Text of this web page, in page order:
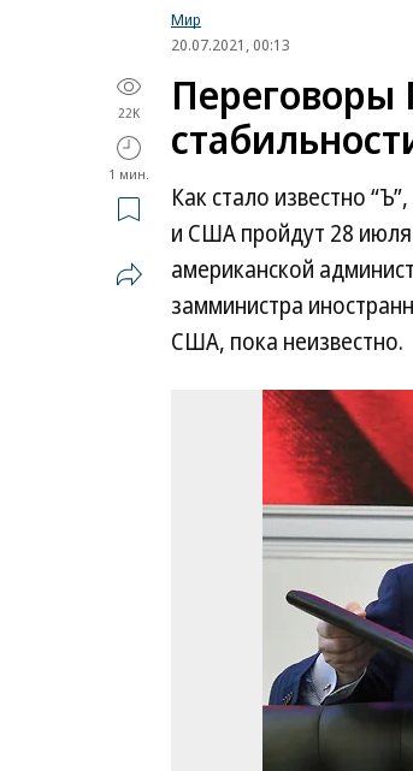
Мир
20.07.2021, 00:13
22K
1 мин.
Переговоры
Как стало известно
и США пройдут 28 июля
американской
замминистра
США, пока неизвестно.